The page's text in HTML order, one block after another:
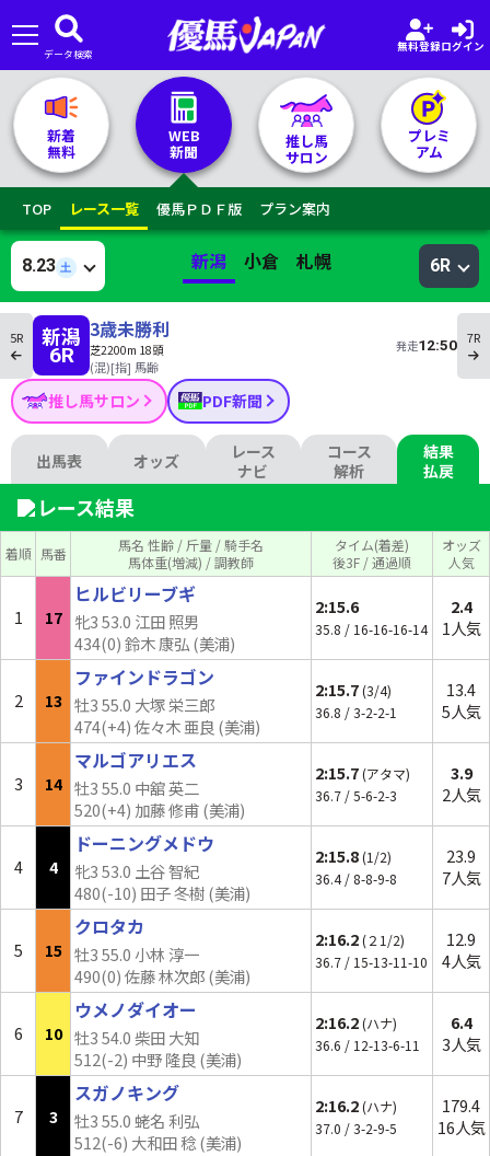
🏇 推し馬サロンTOP
レース一覧
記者&予想家
お気に入り
データ検索
無料登録ログイン
新着
無料
WEB
新聞
推し馬
サロン
プレミ
アム
TOP レース一覧 優馬ＰＤＦ版 プラン案内
8.23 土 新潟 小倉 札幌 6R
5R 新潟
6R
3歳未勝利
芝2200m 18頭
(混)[指] 馬齢
発走12:50 7R
推し馬サロン PDF新聞
出馬表 オッズ
レース
ナビ
コース
解析
結果
払戻
レース結果
着順 馬番
馬名 性齢 / 斤量 / 騎手名
馬体重(増減) / 調教師
タイム(着差)
後3F / 通過順
オッズ
人気
1 17
ヒルビリーブギ
牝3 53.0 江田 照男
434(0) 鈴木 康弘 (美浦)
2:15.6
35.8 / 16-16-16-14
2.4
1人気
2 13
ファインドラゴン
牡3 55.0 大塚 栄三郎
474(+4) 佐々木 亜良 (美浦)
2:15.7(3/4)
36.8 / 3-2-2-1
13.4
5人気
3 14
マルゴアリエス
牡3 55.0 中舘 英二
520(+4) 加藤 修甫 (美浦)
2:15.7(アタマ)
36.7 / 5-6-2-3
3.9
2人気
4 4
ドーニングメドウ
牝3 53.0 土谷 智紀
480(-10) 田子 冬樹 (美浦)
2:15.8(1/2)
36.4 / 8-8-9-8
23.9
7人気
5 15
クロタカ
牡3 55.0 小林 淳一
490(0) 佐藤 林次郎 (美浦)
2:16.2(２1/2)
36.7 / 15-13-11-10
12.9
4人気
6 10
ウメノダイオー
牡3 54.0 柴田 大知
512(-2) 中野 隆良 (美浦)
2:16.2(ハナ)
36.6 / 12-13-6-11
6.4
3人気
7 3
スガノキング
牡3 55.0 蛯名 利弘
512(-6) 大和田 稔 (美浦)
2:16.2(ハナ)
37.0 / 3-2-9-5
179.4
16人気